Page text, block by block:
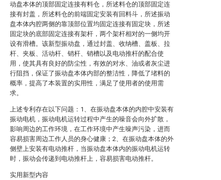
动盘本体的顶部固定连接有料仓，所述料仓的顶部固定连
接有封盖，所述料仓的前端固定安装有回料斗，所述振动
盘本体内腔两侧的靠顶部位置均固定连接有固定块，所述
固定块的底部固定连接有架杆，两个架杆相对的一侧均开
设有滑槽。该新型振动盘，通过封盖、收纳槽、盖板、拉
杆、夹板、活动杆、销杆、销槽以及电动推杆的配合使
用，使其具有良好的防尘性，有效的对水、油或者灰尘进
行阻挡，保证了振动盘本体内部的整洁性，降低了堵料的
概率，提高了本装置的实用性，满足了使用者的使用需
求。
上述专利存在以下问题：1、在振动盘本体的内腔中安装有
振动电机，振动电机运转过程中产生的噪音会向外扩散，
影响周边的工作环境，在工作环境中产生噪声污染，进而
容易损害周边工作人员的身心健康；2、在振动盘本体的外
侧壁上安装有电动推杆，当振动盘本体内的振动电机运转
时，振动会传递到电动推杆上，容易损害电动推杆。
实用新型内容